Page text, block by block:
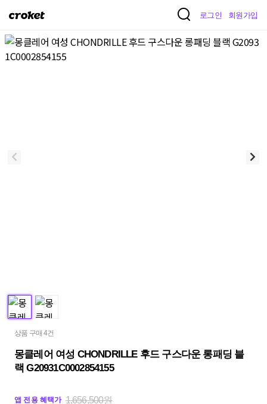
크
켓
로그인 회원가입
상품 구매 4건
몽클레어 여성 CHONDRILLE 후드 구스다운 롱패딩 블
랙 G20931C0002854155
앱 전용 혜택가 1,656,500원